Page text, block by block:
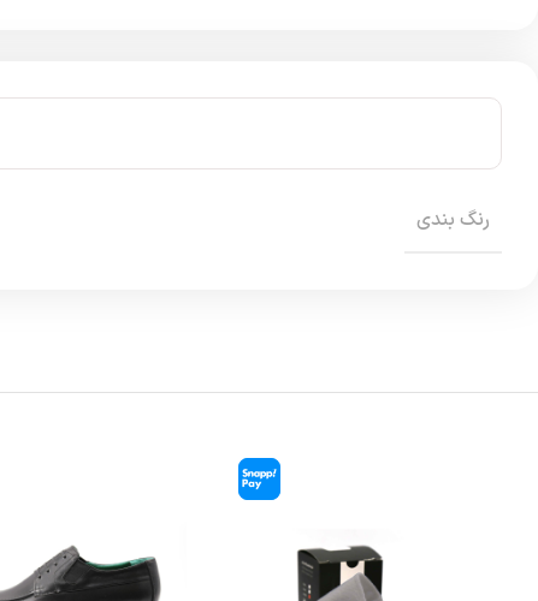
رنگ بندی